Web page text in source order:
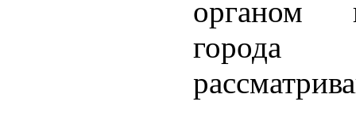
органом
города